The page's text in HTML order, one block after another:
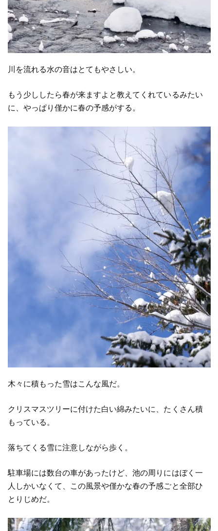
川を流れる水の音はとてもやさしい。
もう少ししたら春が来ますよと教えてくれているみたい
に、やっぱり僅かに春の予感がする。
木々に積もった雪はこんな風だ。
クリスマスツリーに付けた白い綿みたいに、たくさん積
もっている。
落ちてくる雪に注意しながら歩く。
駐車場には数台の車があったけど、池の周りにはぼく一
人しかいなくて、この風景や僅かな春の予感ごと全部ひ
とりじめだ。